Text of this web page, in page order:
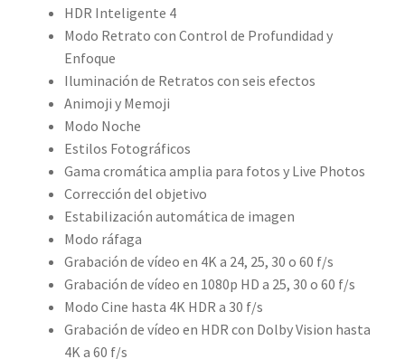
HDR Inteligente 4
Modo Retrato con Control de Profundidad y
Enfoque
Iluminación de Retratos con seis efectos
Animoji y Memoji
Modo Noche
Estilos Fotográficos
Gama cromática amplia para fotos y Live Photos
Corrección del objetivo
Estabilización automática de imagen
Modo ráfaga
Grabación de vídeo en 4K a 24, 25, 30 o 60 f/s
Grabación de vídeo en 1080p HD a 25, 30 o 60 f/s
Modo Cine hasta 4K HDR a 30 f/s
Grabación de vídeo en HDR con Dolby Vision hasta
4K a 60 f/s